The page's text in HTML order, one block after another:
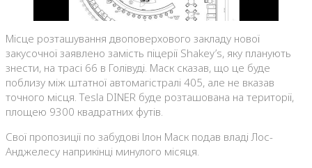
Місце розташування двоповерхового закладу нової
закусочної заявлено замість піцерії Shakey’s, яку планують
знести, на трасі 66 в Голівуді. Маск сказав, що це буде
поблизу між штатної автомагістралі 405, але не вказав
точного місця. Tesla DINER буде розташована на території,
площею 9300 квадратних футів.
Свої пропозиції по забудові Ілон Маск подав владі Лос-
Анджелесу наприкінці минулого місяця.